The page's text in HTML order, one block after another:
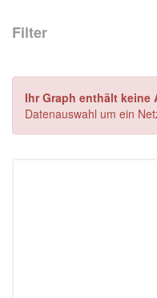
Filter
Ihr Graph enthält keine
Datenauswahl um ein